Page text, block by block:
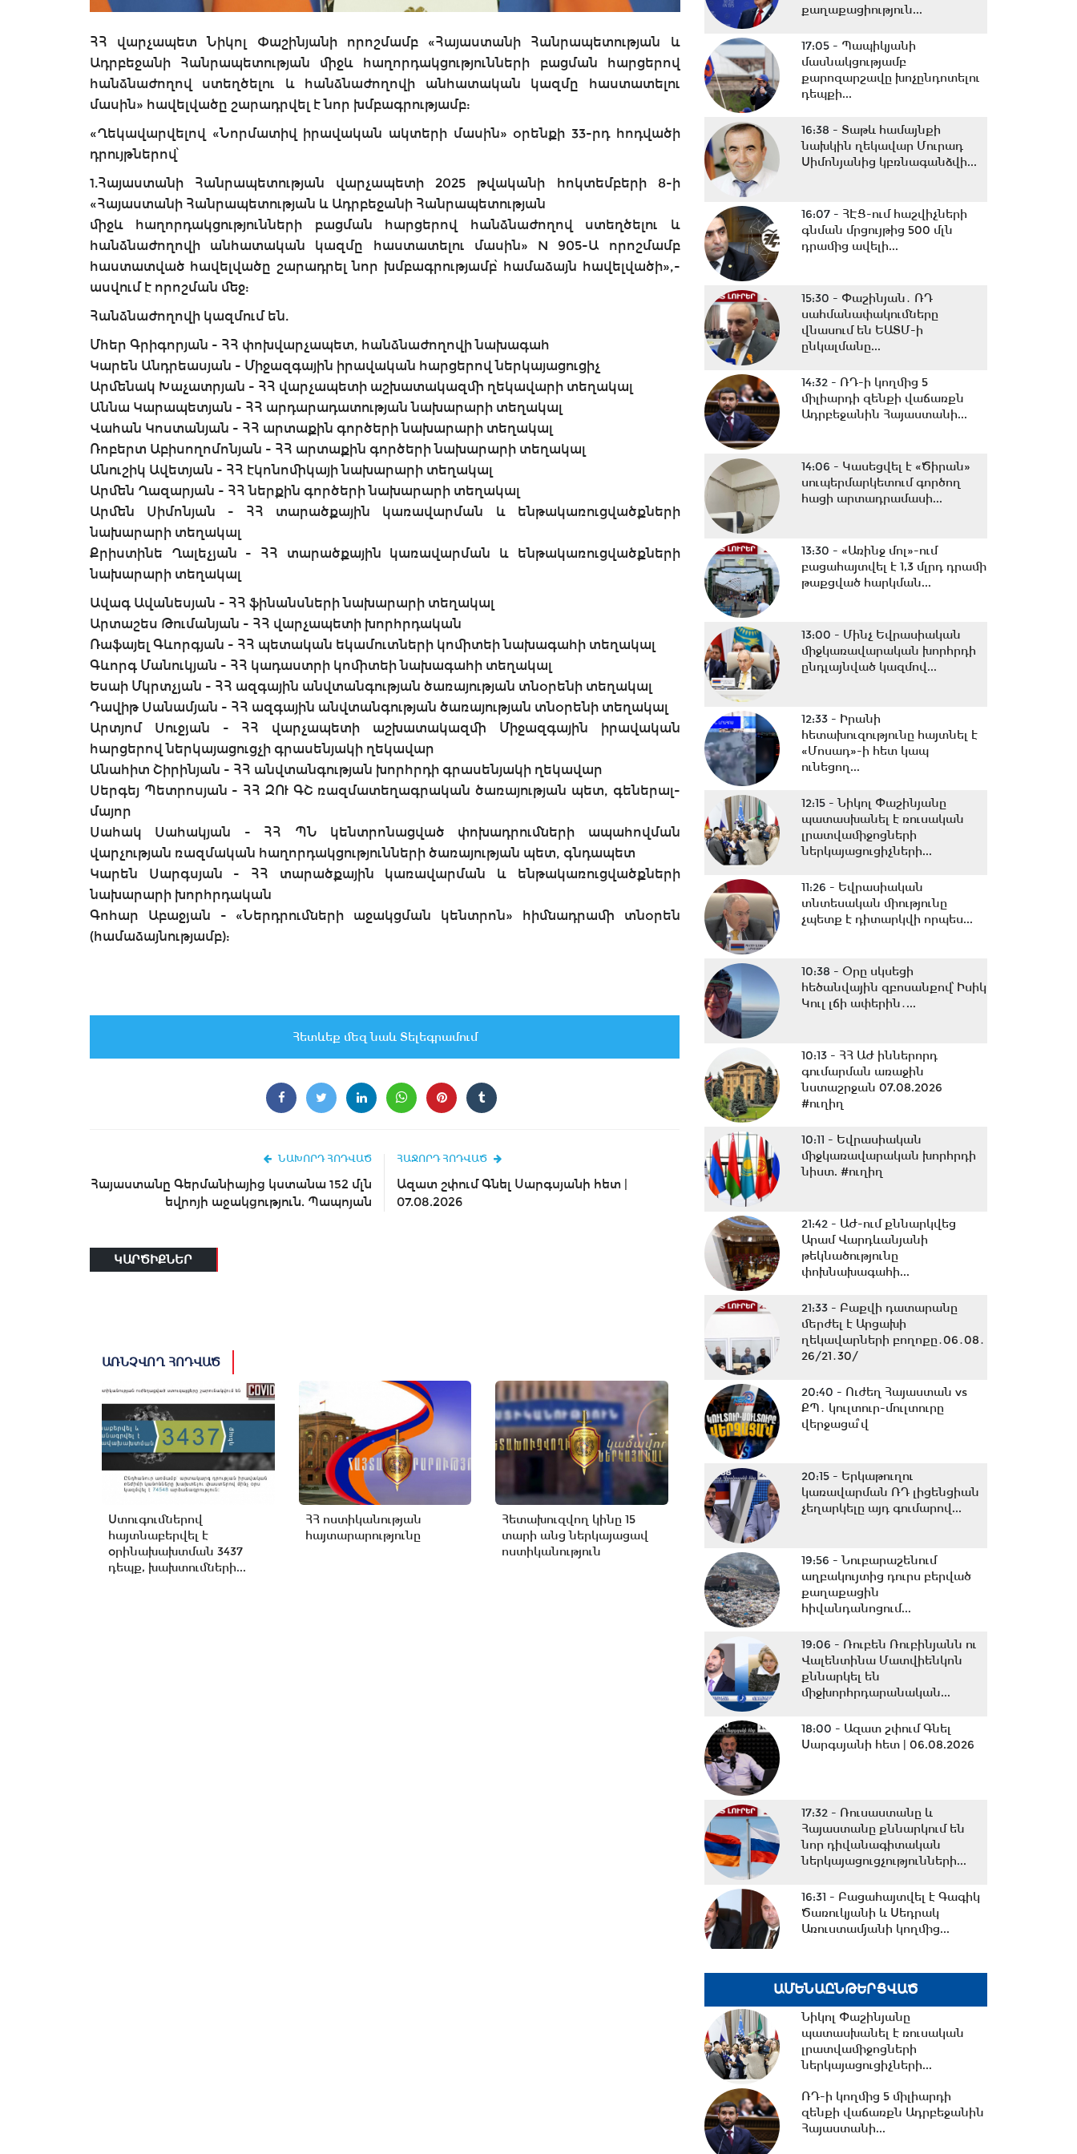
ՀՀ վարչապետ Նիկոլ Փաշինյանի որոշմամբ «Հայաստանի Հանրապետության և
Ադրբեջանի Հանրապետության միջև հաղորդակցությունների բացման հարցերով
հանձնաժողով ստեղծելու և հանձնաժողովի անհատական կազմը հաստատելու
մասին» հավելվածը շարադրվել է նոր խմբագրությամբ:
«Ղեկավարվելով «Նորմատիվ իրավական ակտերի մասին» օրենքի 33-րդ հոդվածի
դրույթներով՝
1.Հայաստանի Հանրապետության վարչապետի 2025 թվականի հոկտեմբերի 8-ի
«Հայաստանի Հանրապետության և Ադրբեջանի Հանրապետության
միջև հաղորդակցությունների բացման հարցերով հանձնաժողով ստեղծելու և
հանձնաժողովի անհատական կազմը հաստատելու մասին» N 905-Ա որոշմամբ
հաստատված հավելվածը շարադրել նոր խմբագրությամբ՝ համաձայն հավելվածի»,-
ասվում է որոշման մեջ:
Հանձնաժողովի կազմում են.
Մհեր Գրիգորյան - ՀՀ փոխվարչապետ, հանձնաժողովի նախագահ
Կարեն Անդրեասյան - Միջազգային իրավական հարցերով ներկայացուցիչ
Արմենակ Խաչատրյան - ՀՀ վարչապետի աշխատակազմի ղեկավարի տեղակալ
Աննա Կարապետյան - ՀՀ արդարադատության նախարարի տեղակալ
Վահան Կոստանյան - ՀՀ արտաքին գործերի նախարարի տեղակալ
Ռոբերտ Աբիսողոմոնյան - ՀՀ արտաքին գործերի նախարարի տեղակալ
Անուշիկ Ավետյան - ՀՀ էկոնոմիկայի նախարարի տեղակալ
Արմեն Ղազարյան - ՀՀ ներքին գործերի նախարարի տեղակալ
Արմեն Սիմոնյան - ՀՀ տարածքային կառավարման և ենթակառուցվածքների
նախարարի տեղակալ
Քրիստինե Ղալեչյան - ՀՀ տարածքային կառավարման և ենթակառուցվածքների
նախարարի տեղակալ
Ավագ Ավանեսյան - ՀՀ ֆինանսների նախարարի տեղակալ
Արտաշես Թումանյան - ՀՀ վարչապետի խորհրդական
Ռաֆայել Գևորգյան - ՀՀ պետական եկամուտների կոմիտեի նախագահի տեղակալ
Գևորգ Մանուկյան - ՀՀ կադաստրի կոմիտեի նախագահի տեղակալ
Եսաի Մկրտչյան - ՀՀ ազգային անվտանգության ծառայության տնօրենի տեղակալ
Դավիթ Սանամյան - ՀՀ ազգային անվտանգության ծառայության տնօրենի տեղակալ
Արտյոմ Սուջյան - ՀՀ վարչապետի աշխատակազմի Միջազգային իրավական
հարցերով ներկայացուցչի գրասենյակի ղեկավար
Անահիտ Շիրինյան - ՀՀ անվտանգության խորհրդի գրասենյակի ղեկավար
Սերգեյ Պետրոսյան - ՀՀ ԶՈՒ ԳՇ ռազմատեղագրական ծառայության պետ, գեներալ-
մայոր
Սահակ Սահակյան - ՀՀ ՊՆ կենտրոնացված փոխադրումների ապահովման
վարչության ռազմական հաղորդակցությունների ծառայության պետ, գնդապետ
Կարեն Սարգսյան - ՀՀ տարածքային կառավարման և ենթակառուցվածքների
նախարարի խորհրդական
Գոհար Աբաջյան - «Ներդրումների աջակցման կենտրոն» հիմնադրամի տնօրեն
(համաձայնությամբ):
Հետևեք մեզ նաև Տելեգրամում
ՆԱԽՈՐԴ ՀՈԴՎԱԾ
Հայաստանը Գերմանիայից կստանա 152 մլն
եվրոյի աջակցություն. Պապոյան
ՀԱՋՈՐԴ ՀՈԴՎԱԾ
Ազատ շփում Գնել Սարգսյանի հետ |
07.08.2026
ԿԱՐԾԻՔՆԵՐ
ԱՌՆՉՎՈՂ ՀՈԴՎԱԾ
Ստուգումներով
հայտնաբերվել է
օրինախախտման 3437
դեպք, խախտումների...
ՀՀ ոստիկանության
հայտարարությունը
Հետախուզվող կինը 15
տարի անց ներկայացավ
ոստիկանություն
քաղաքացիություն...
17:05 - Պապիկյանի
մասնակցությամբ
քարոզարշավը խոչընդոտելու
դեպքի...
16:38 - Տաթև համայնքի
նախկին ղեկավար Մուրադ
Սիմոնյանից կբռնագանձվի...
16:07 - ՀԷՑ-ում հաշվիչների
գնման մրցույթից 500 մլն
դրամից ավելի...
15:30 - Փաշինյան․ ՌԴ
սահմանափակումները
վնասում են ԵԱՏՄ-ի
ընկալմանը...
14:32 - ՌԴ-ի կողմից 5
միլիարդի զենքի վաճառքն
Ադրբեջանին Հայաստանի...
14:06 - Կասեցվել է «Ծիրան»
սուպերմարկետում գործող
հացի արտադրամասի...
13:30 - «Առինջ մոլ»-ում
բացահայտվել է 1,3 մլրդ դրամի
թաքցված հարկման...
13:00 - Մինչ Եվրասիական
միջկառավարական խորհրդի
ընդլայնված կազմով...
12:33 - Իրանի
հետախուզությունը հայտնել է
«Մոսադ»-ի հետ կապ
ունեցող...
12:15 -Նիկոլ Փաշինյանը
պատասխանել է ռուսական
լրատվամիջոցների
ներկայացուցիչների...
11:26 - Եվրասիական
տնտեսական միությունը
չպետք է դիտարկվի որպես...
10:38 - Օրը սկսեցի
հեծանվային զբոսանքով՝ Իսիկ
Կուլ լճի ափերին․...
10:13 - ՀՀ ԱԺ իններորդ
գումարման առաջին
նստաշրջան 07.08.2026
#ուղիղ
10:11 - Եվրասիական
միջկառավարական խորհրդի
նիստ. #ուղիղ
21:42 - ԱԺ-ում քննարկվեց
Արամ Վարդևանյանի
թեկնածությունը
փոխնախագահի...
21:33 - Բաքվի դատարանը
մերժել է Արցախի
ղեկավարների բողոքը․06․08․
26/21․30/
20:40 - Ուժեղ Հայաստան vs
ՔՊ․ կուլտուր-մուլտուրը
վերջացա՞վ
20:15 - Երկաթուղու
կառավարման ՌԴ լիցենցիան
չեղարկելը այդ գումարով...
19:56 -Նուբարաշենում
աղբակույտից դուրս բերված
քաղաքացին
հիվանդանոցում...
19:06 - Ռուբեն Ռուբինյանն ու
Վալենտինա Մատվիենկոն
քննարկել են
միջխորհրդարանական...
18:00 - Ազատ շփում Գնել
Սարգսյանի հետ | 06.08.2026
17:32 - Ռուսաստանը և
Հայաստանը քննարկում են
նոր դիվանագիտական
ներկայացուցչությունների...
16:31 - Բացահայտվել է Գագիկ
Ծառուկյանի և Սեդրակ
Առուստամյանի կողմից...
16:08 - Փոխարժեքներ և
տնտեսական լուրեր 07.08.2026
15:37 -ՌԴ-ի և Հայաստանի
ապրանքաշրջանառությունը
կտրուկ նվազում...
ԱՄԵՆԱԸՆԹԵՐՑՎԱԾ
Նիկոլ Փաշինյանը
պատասխանել է ռուսական
լրատվամիջոցների
ներկայացուցիչների...
ՌԴ-ի կողմից 5 միլիարդի
զենքի վաճառքն Ադրբեջանին
Հայաստանի...